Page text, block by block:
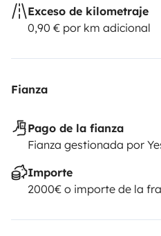
Exceso de kilometraje
0,90 € por km adicional
Fianza
Pago de la fianza
Fianza gestionada por
Importe
2000€ o importe de la